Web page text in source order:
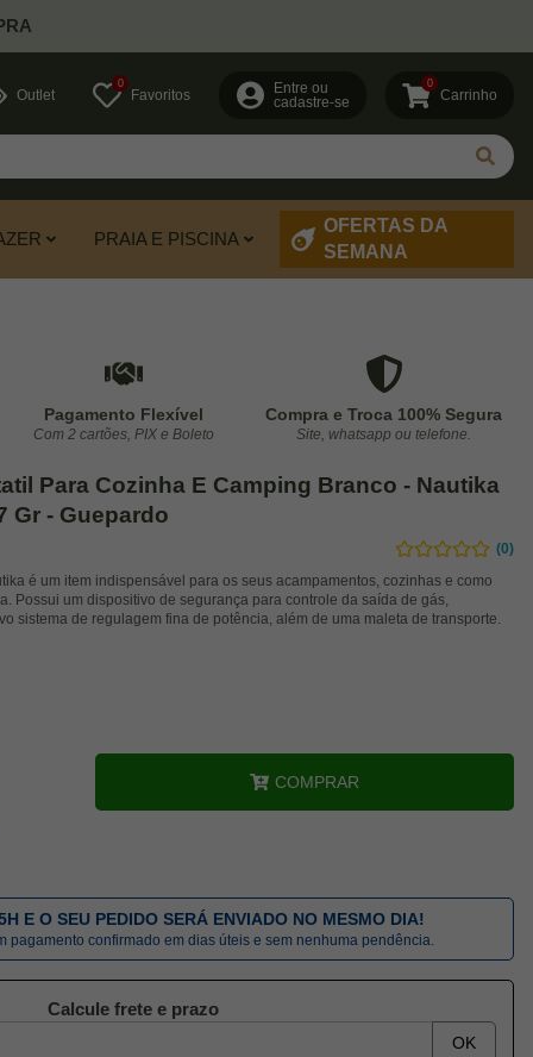
Outlet
0
Favoritos
Entre ou
cadastre-se
0
Carrinho
PRAIA E PISCINA
OFERTAS DA
SEMANA
Pagamento Flexível
Com 2 cartões, PIX e Boleto
Compra e Troca 100% Segura
Site, whatsapp ou telefone.
Para Cozinha E Camping Branco - Nautika
Gr - Guepardo
(0)
é um item indispensável para os seus acampamentos, cozinhas e como
Possui um dispositivo de segurança para controle da saída de gás,
sistema de regulagem fina de potência, além de uma maleta de transporte.
COMPRAR
E O SEU PEDIDO SERÁ ENVIADO NO MESMO DIA!
pagamento confirmado em dias úteis e sem nenhuma pendência.
Calcule frete e prazo
OK